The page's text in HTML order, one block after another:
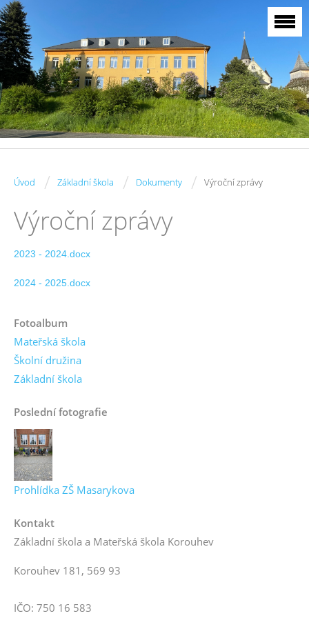
Úvod / Základní škola / Dokumenty / Výroční zprávy
Výroční zprávy
2023 - 2024.docx
2024 - 2025.docx
Fotoalbum
Mateřská škola
Školní družina
Základní škola
Poslední fotografie
Prohlídka ZŠ Masarykova
Kontakt
Základní škola a Mateřská škola Korouhev
Korouhev 181, 569 93
IČO: 750 16 583